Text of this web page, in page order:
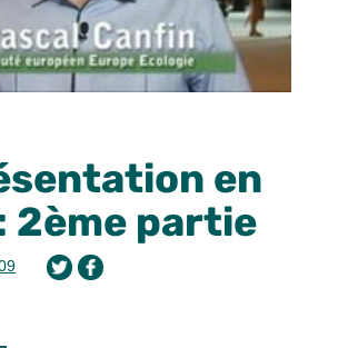
en
2ème partie